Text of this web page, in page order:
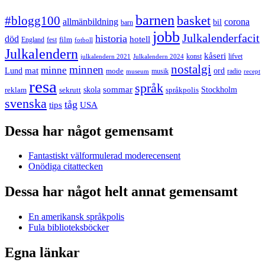
#blogg100 allmänbildning barn barnen basket bil corona
död England fest film fotboll historia hotell jobb Julkalenderfacit
Julkalendern julkalendern 2021 Julkalendern 2024 konst kåseri lifvet
Lund mat minne minnen mode museum musik nostalgi ord radio recept
reklam resa sekrutt skola sommar språk språkpolis Stockholm
svenska tips tåg USA
Dessa har något gemensamt
Fantastiskt välformulerad moderecensent
Onödiga citattecken
Dessa har något helt annat gemensamt
En amerikansk språkpolis
Fula biblioteksböcker
Egna länkar